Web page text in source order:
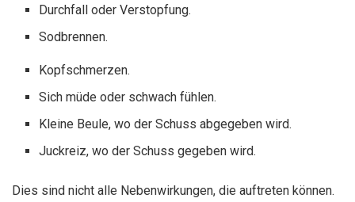
Durchfall oder Verstopfung.
Sodbrennen.
Kopfschmerzen.
Sich müde oder schwach fühlen.
Kleine Beule, wo der Schuss abgegeben wird.
Juckreiz, wo der Schuss gegeben wird.
Dies sind nicht alle Nebenwirkungen, die auftreten können.